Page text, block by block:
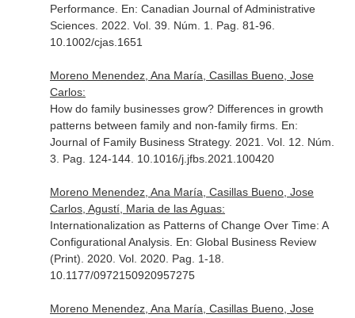
Performance. En: Canadian Journal of Administrative
Sciences. 2022. Vol. 39. Núm. 1. Pag. 81-96.
10.1002/cjas.1651
Moreno Menendez, Ana María, Casillas Bueno, Jose
Carlos:
How do family businesses grow? Differences in growth
patterns between family and non-family firms. En:
Journal of Family Business Strategy. 2021. Vol. 12. Núm.
3. Pag. 124-144. 10.1016/j.jfbs.2021.100420
Moreno Menendez, Ana María, Casillas Bueno, Jose
Carlos, Agustí, Maria de las Aguas:
Internationalization as Patterns of Change Over Time: A
Configurational Analysis. En: Global Business Review
(Print) . 2020. Vol. 2020. Pag. 1-18.
10.1177/0972150920957275
Moreno Menendez, Ana María, Casillas Bueno, Jose